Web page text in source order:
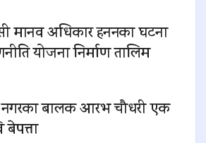
मानव अधिकार हननका घटना
योजना निर्माण तालिम
नगरका बालक आरभ चौधरी एक
बेपत्ता